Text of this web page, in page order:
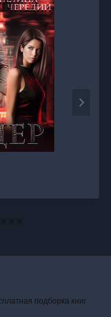
подборка книг